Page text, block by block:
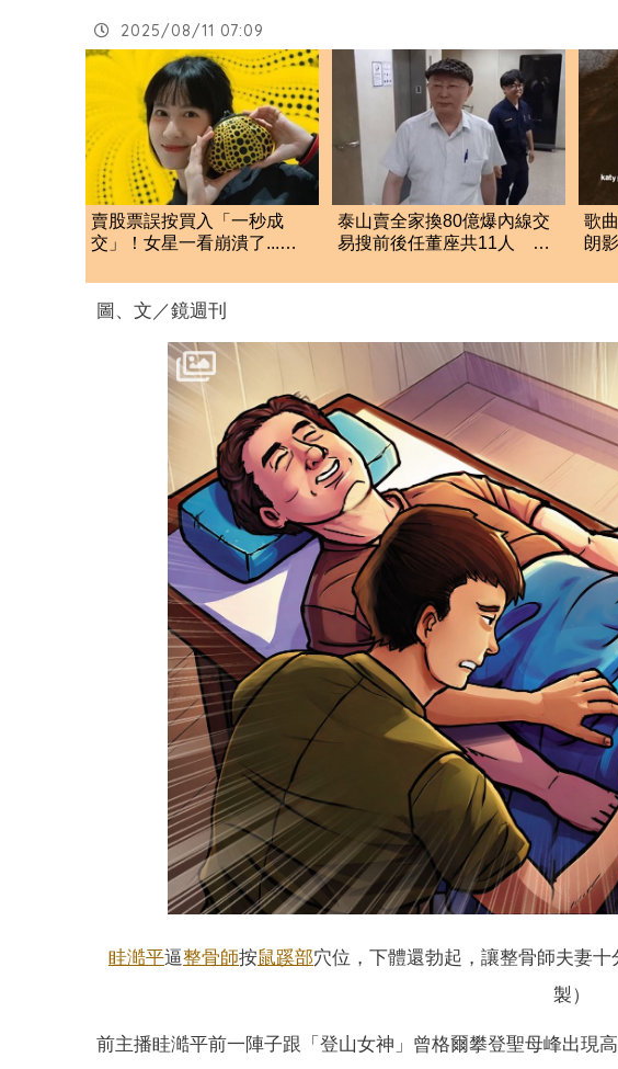
2025/08/11 07:09
賣股票誤按買入「一秒成
交」！女星一看崩潰了...今
泰山賣全家換80億爆內線交
易搜前後任董座共11人 藝
歌
朗
圖、文／鏡週刊
眭澔平逼整骨師按鼠蹊部穴位，下體還勃起，讓整骨師夫妻
製）
前主播眭澔平前一陣子跟「登山女神」曾格爾攀登聖母峰出現